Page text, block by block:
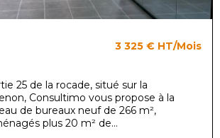
3 325 € HT/Mois
25 de la rocade, situé sur la
Consultimo vous propose à la
de bureaux neuf de 266 m²,
plus 20 m² de...